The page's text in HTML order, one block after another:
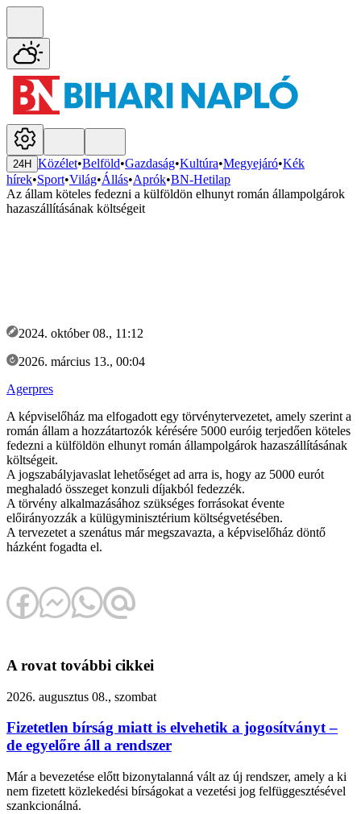
24H Közélet•Belföld•Gazdaság•Kultúra•Megyejáró•Kék
hírek•Sport•Világ•Állás•Aprók•BN-Hetilap
Az állam köteles fedezni a külföldön elhunyt román állampolgárok
hazaszállításának költségeit
2024. október 08., 11:12
2026. március 13., 00:04
Agerpres
A képviselőház ma elfogadott egy törvénytervezetet, amely szerint a
román állam a hozzátartozók kérésére 5000 euróig terjedően köteles
fedezni a külföldön elhunyt román állampolgárok hazaszállításának
költségeit.
A jogszabályjavaslat lehetőséget ad arra is, hogy az 5000 eurót
meghaladó összeget konzuli díjakból fedezzék.
A törvény alkalmazásához szükséges forrásokat évente
előirányozzák a külügyminisztérium költségvetésében.
A tervezetet a szenátus már megszavazta, a képviselőház döntő
házként fogadta el.
A rovat további cikkei
2026. augusztus 08., szombat
Fizetetlen bírság miatt is elvehetik a jogosítványt –
de egyelőre áll a rendszer
Már a bevezetése előtt bizonytalanná vált az új rendszer, amely a ki
nem fizetett közlekedési bírságokat a vezetési jog felfüggesztésével
szankcionálná.